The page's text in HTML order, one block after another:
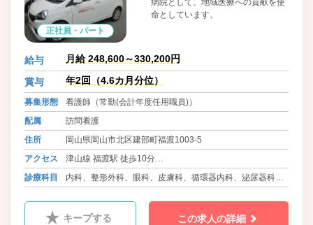
正社員・パート
病院として、地域医療への貢献を使
命としています。
給与 月給 248,600～330,200円
賞与 年2回（4.6カ月分位）
募集形態
看護師（常勤(会計年度任用職員)）
配属
訪問看護
住所
岡山県岡山市北区建部町福渡1003-5
アクセス
津山線 福渡駅 徒歩10分
バス 御津・建部コミュニティ 福渡病院 徒歩1分
診療科目
内科、整形外科、眼科、皮膚科、循環器内科、泌尿器科、
内科、腎臓内科、ﾘﾊﾋﾞﾘﾃｰｼｮﾝ科、放射線科
キープする この求人の詳細